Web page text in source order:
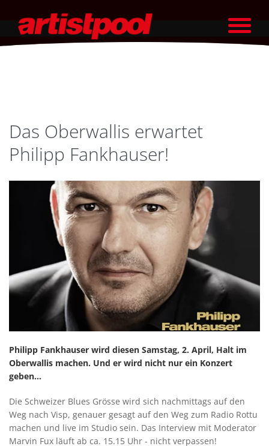
Das Oberwallis erwartet
Philipp Fankhauser!
Philipp Fankhauser wird diesen Samstag, 2. April, Halt im
Oberwallis machen. Und er wird nicht nur ein Konzert
geben...
Die Schweizer Blues Grösse wird sich nachmittags auf den
Weg nach Visp, genauer gesagt auf den Weg zum Radio Rottu
machen und live im Studio sein. Das Interview mit Moderator
Marvin Fux läuft ab ca. 15.15 Uhr - nicht verpassen!